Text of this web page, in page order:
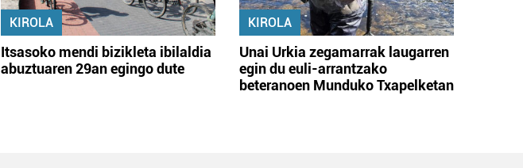
KIROLA
Itsasoko mendi bizikleta ibilaldia
abuztuaren 29an egingo dute
KIROLA
Unai Urkia zegamarrak laugarren
egin du euli-arrantzako
beteranoen Munduko Txapelketan